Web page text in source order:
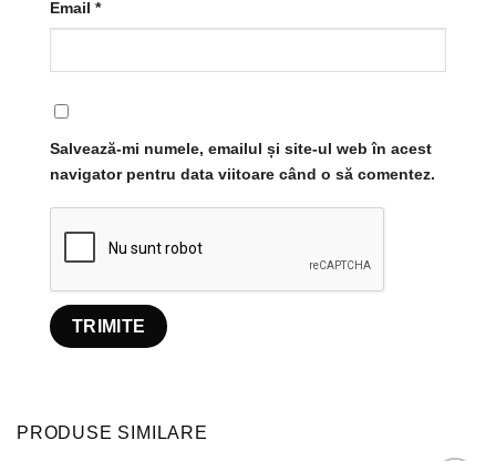
Email *
Salvează-mi numele, emailul și site-ul web în acest
navigator pentru data viitoare când o să comentez.
PRODUSE SIMILARE